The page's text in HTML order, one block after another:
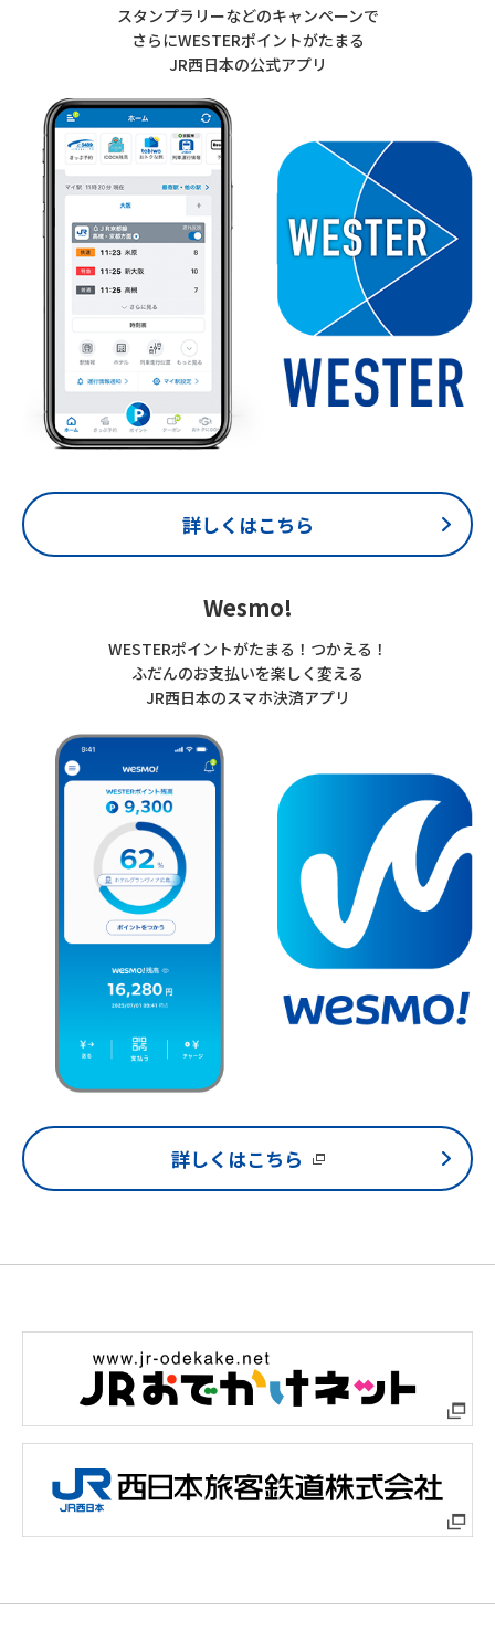
スタンプラリーなどのキャンペーンで
さらにWESTERポイントがたまる
JR西日本の公式アプリ
詳しくはこちら
Wesmo!
WESTERポイントがたまる！つかえる！
ふだんのお支払いを楽しく変える
JR西日本のスマホ決済アプリ
詳しくはこちら